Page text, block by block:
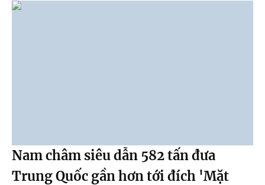
Nam châm siêu dẫn 582 tấn đưa
Trung Quốc gần hơn tới đích 'Mặt